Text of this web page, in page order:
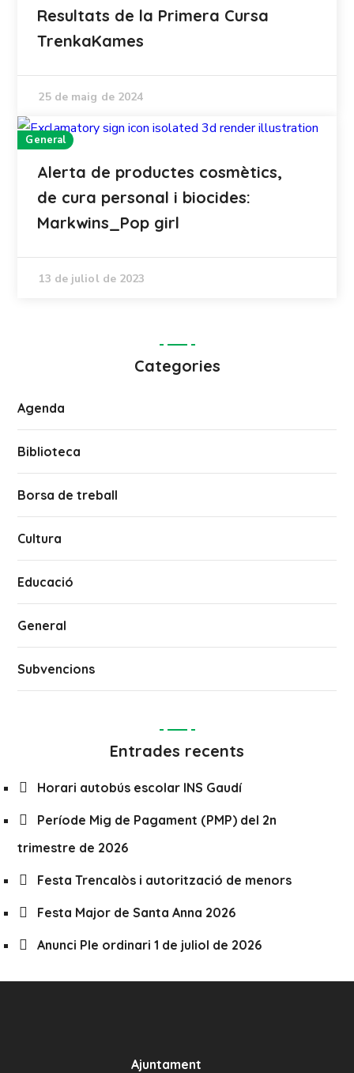
Resultats de la Primera Cursa
TrenkaKames
25 de maig de 2024
General
Alerta de productes cosmètics,
de cura personal i biocides:
Markwins_Pop girl
13 de juliol de 2023
Categories
Agenda
Biblioteca
Borsa de treball
Cultura
Educació
General
Subvencions
Entrades recents
Horari autobús escolar INS Gaudí
Període Mig de Pagament (PMP) del 2n
trimestre de 2026
Festa Trencalòs i autorització de menors
Festa Major de Santa Anna 2026
Anunci Ple ordinari 1 de juliol de 2026
Ajuntament